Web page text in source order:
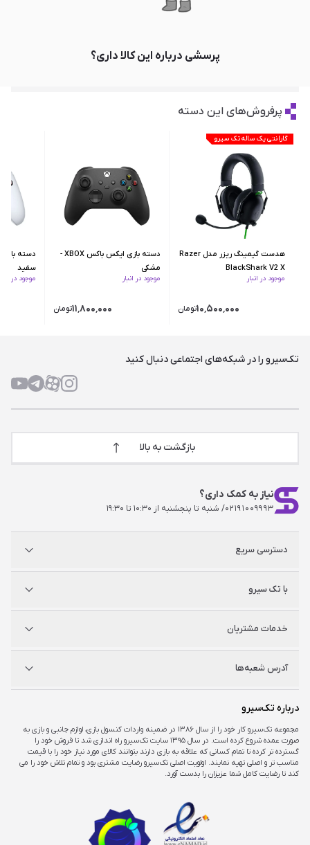
پرسشی درباره این کالا داری؟
پرفروش‌های این دسته
گارانتی یک ساله تک سیرو
هدست گیمینگ ریزر مدل Razer
BlackShark V2 X
موجود در انبار
۱۰٬۵۰۰٬۰۰۰تومان
دسته بازی ایکس‌ باکس XBOX -
مشکی
موجود در انبار
۱۱٬۸۰۰٬۰۰۰تومان
سفید
موجود در
تک‌سیرو را در شبکه‌های اجتماعی دنبال کنید
نیاز به کمک داری؟
۰۲۱۹۱۰۰۹۹۹۳/ شنبه تا پنجشنبه از ۱۰:۳۰ تا ۱۹:۳۰
بازگشت به بالا
دسترسی سریع
ایکس‌باکس
شگفت سیرو
با تک سیرو
راه‌های ارتباطی
مجله خبری
خدمات مشتریان
راهنمای اکانت‌ها
شرایط و قوانین
آدرس شعبه‌ها
شعبه مرکزی
شعبه چارسو
تهران، خیابان جمهوری، تقاطع حافظ، پاساژ چارسو، طبقه منفی یک، پلاک A۴۸
شعبه اپال
درباره تک‌سیرو
مجموعه تک‌سیرو کار خود را از سال ۱۳۸۶ در ضمینه واردات کنسول بازی، لوازم جانبی و بازی به
صورت عمده شروع کرده است. در سال ۱۳۹۵ سایت تک‌سیرو راه اندازی شد تا فروش خود را
گسترده تر کرده تا تمام کسانی که علاقه به بازی دارند بتوانند کالای مورد نیاز خود را با قیمت
مناسب تر و اصلی تهیه نمایند. اولویت اصلی تک‌سیرو رضایت مشتری بود و تمام تلاش خود را می
کند تا رضایت کامل شما عزیزان را بدست آورد.